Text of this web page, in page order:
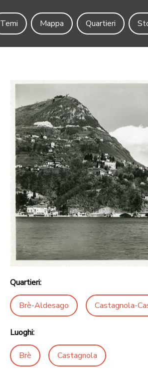
Temi
Mappa Quartieri
Quartieri:
Brè-Aldesago Castagnola-
Luoghi:
Brè Castagnola